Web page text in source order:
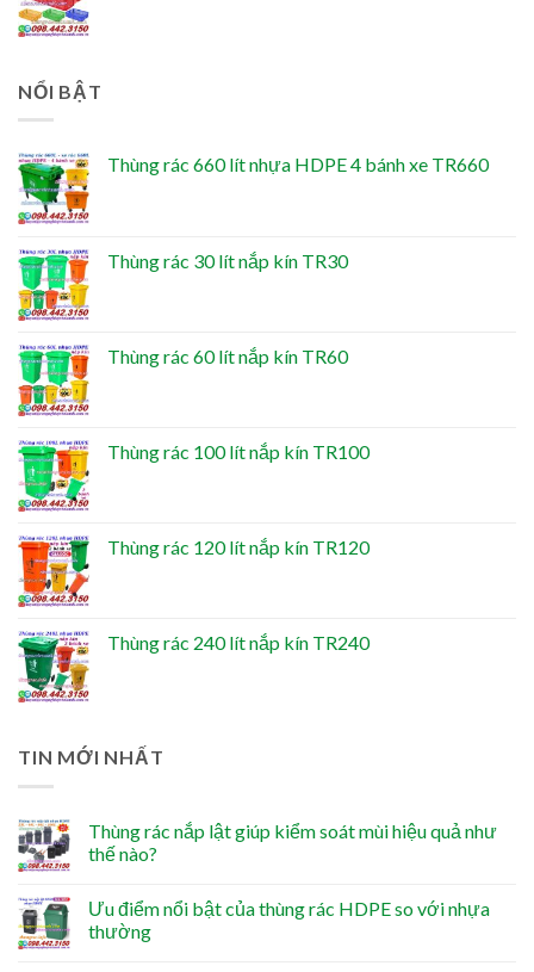
NỔI BẬT
Thùng rác 660 lít nhựa HDPE 4 bánh xe TR660
Thùng rác 30 lít nắp kín TR30
Thùng rác 60 lít nắp kín TR60
Thùng rác 100 lít nắp kín TR100
Thùng rác 120 lít nắp kín TR120
Thùng rác 240 lít nắp kín TR240
TIN MỚI NHẤT
Thùng rác nắp lật giúp kiểm soát mùi hiệu quả như
thế nào?
Ưu điểm nổi bật của thùng rác HDPE so với nhựa
thường